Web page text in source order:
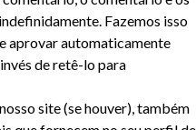
Ctrl- (para diminuir) no seu
Fazemos isso
aprovar automaticamente
de retê-lo para
site (se houver), também